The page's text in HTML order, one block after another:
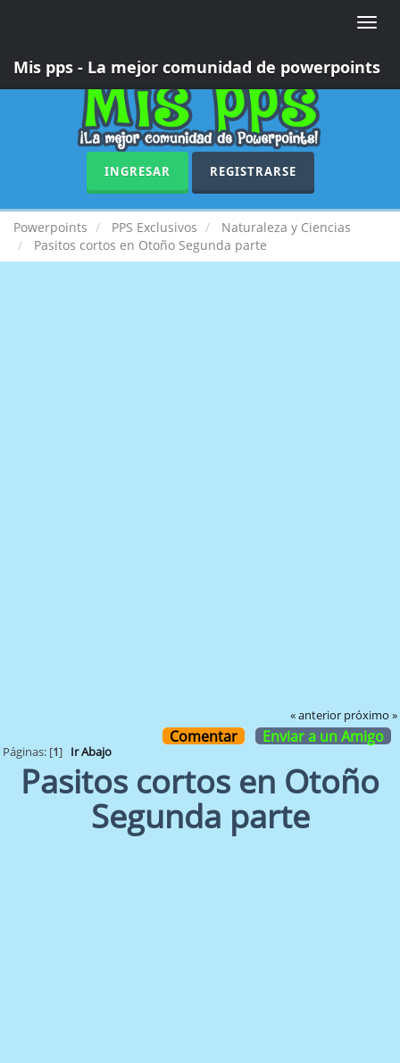
Toggle
Mis pps - La mejor comunidad de powerpoints
INGRESAR REGISTRARSE
Powerpoints PPS Exclusivos
Naturaleza y Ciencias
Pasitos cortos en Otoño Segunda parte
« anterior próximo »
Comentar Enviar a un Amigo
Páginas: [1] Ir Abajo
Pasitos cortos en Otoño
Segunda parte